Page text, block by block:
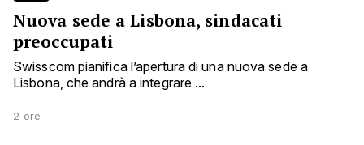
Nuova sede a Lisbona, sindacati
preoccupati
Swisscom pianifica l’apertura di una nuova sede a
Lisbona, che andrà a integrare ...
2 ore